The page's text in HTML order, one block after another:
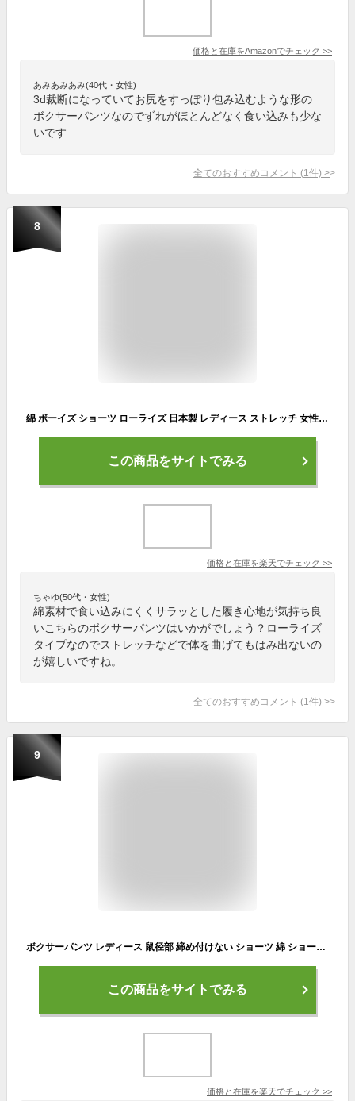
価格と在庫をAmazonでチェック >>
あみあみあみ(40代・女性)
3d裁断になっていてお尻をすっぽり包み込むような形の
ボクサーパンツなのでずれがほとんどなく食い込みも少な
いです
全てのおすすめコメント (1 件) >
8
綿 ボーイズ ショーツ ローライズ 日本製 レディース ストレッチ 女性 ボクサー パンツ メール便 一分丈 コットン 無地 シンプル ボーイレッグ レース 単品 綿混 ボックス 食い込まない 安心 安全 日本製 Crane/クレイン
この商品をサイトでみる
価格と在庫を楽天でチェック >>
ちゃゆ(50代・女性)
綿素材で食い込みにくくサラッとした履き心地が気持ち良
いこちらのボクサーパンツはいかがでしょう？ローライズ
タイプなのでストレッチなどで体を曲げてもはみ出ないの
が嬉しいですね。
全てのおすすめコメント (1 件) >
9
ボクサーパンツ レディース 鼠径部 締め付けない ショーツ 綿 ショーツ ゴムなし 食い込ま ない ショーツ レディース 深め [M:1/2] 大きいサイズ 4L 3L LL L M 深ばきショーツ ボクサーショーツ 一分丈ショーツ お腹すっぽりショーツ 暖かい 涼しい shorts 母の日 プレゼント
この商品をサイトでみる
価格と在庫を楽天でチェック >>